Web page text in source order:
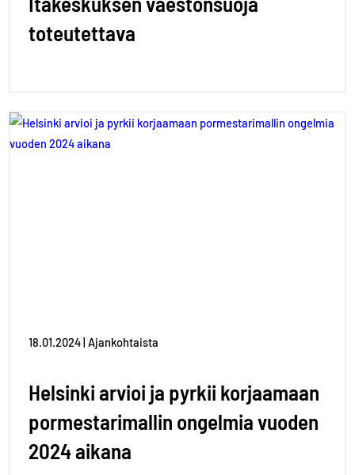
toteutettava
18.01.2024 | Ajankohtaista
Helsinki arvioi ja pyrkii korjaamaan
pormestarimallin ongelmia vuoden
2024 aikana